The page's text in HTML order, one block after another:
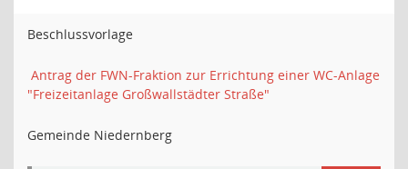
Beschlussvorlage
Antrag der FWN-Fraktion zur Errichtung einer WC-Anlage
"Freizeitanlage Großwallstädter Straße"
Gemeinde Niedernberg